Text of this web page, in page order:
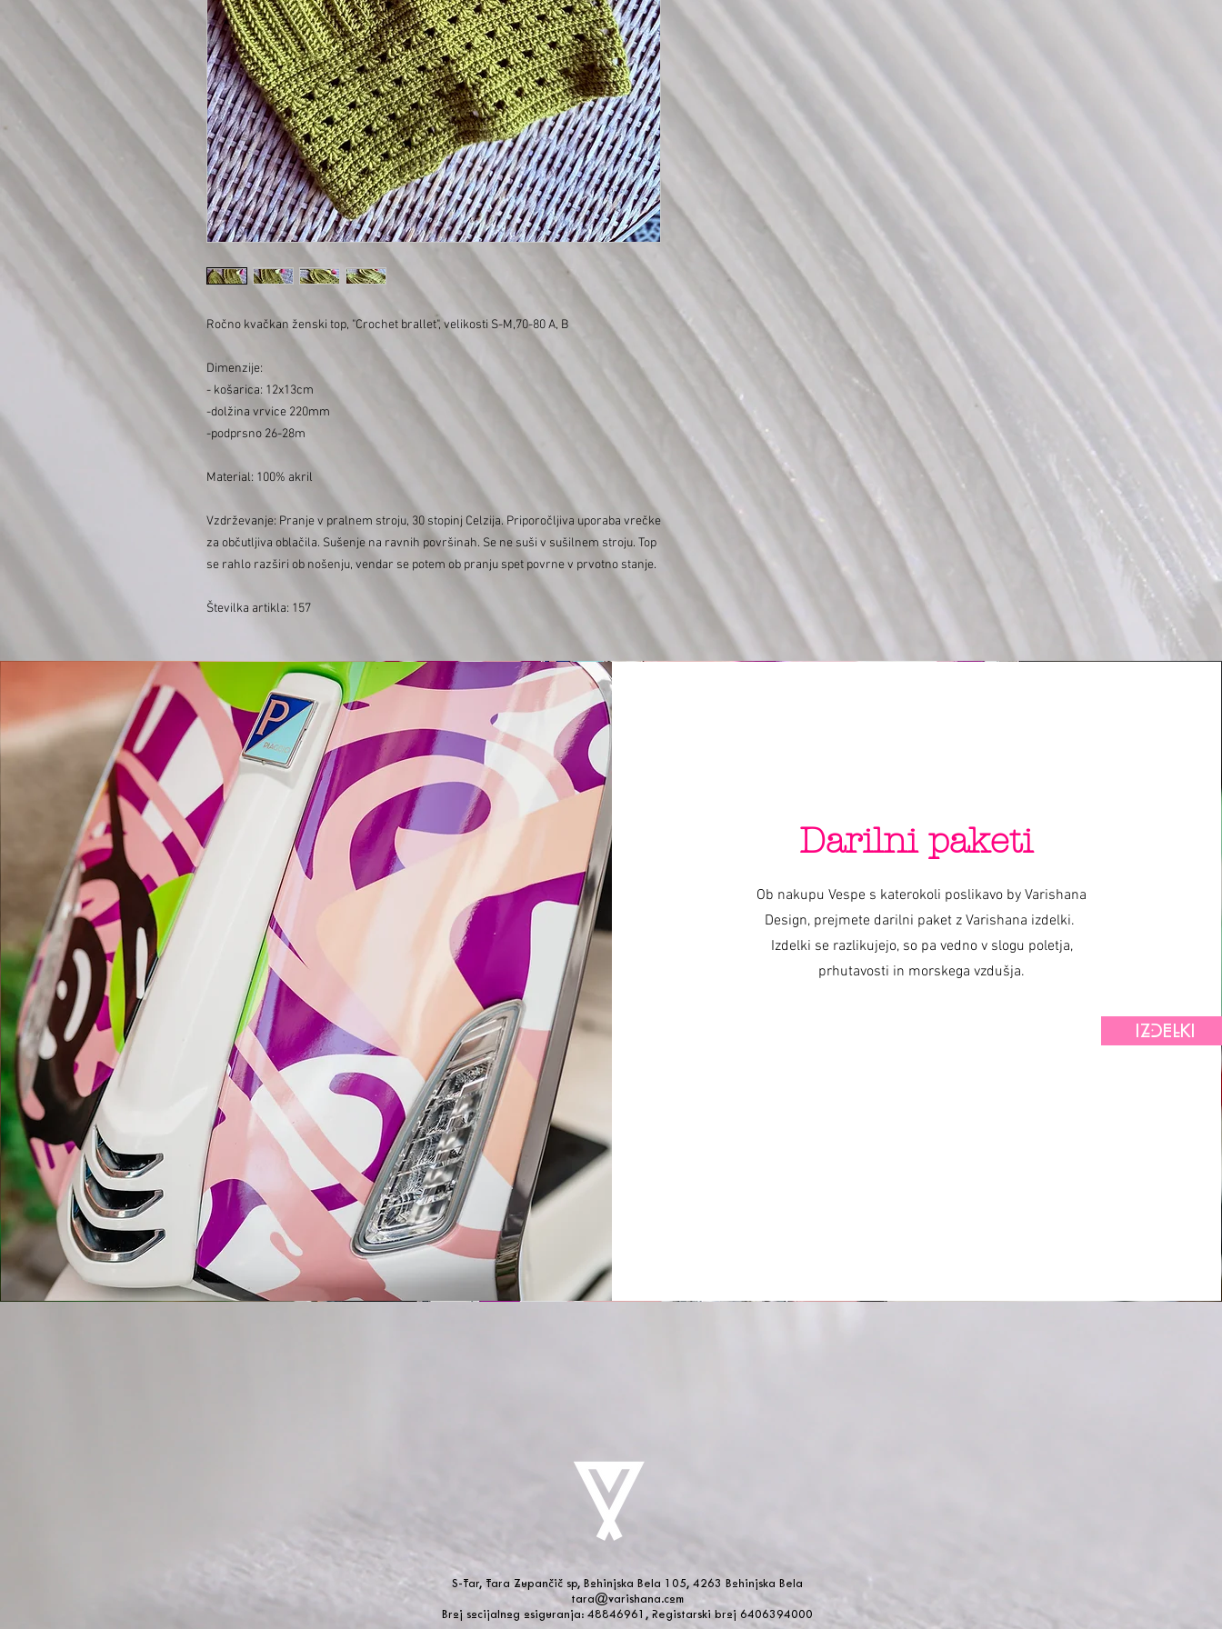
Ročno kvačkan ženski top, "Crochet brallet", velikosti S-M,70-80 A, B
Dimenzije:
- košarica: 12x13cm
-dolžina vrvice 220mm
-podprsno 26-28m
Material: 100% akril
Vzdrževanje: Pranje v pralnem stroju, 30 stopinj Celzija. Priporočljiva uporaba vrečke
za občutljiva oblačila. Sušenje na ravnih površinah. Se ne suši v sušilnem stroju. Top
se rahlo razširi ob nošenju, vendar se potem ob pranju spet povrne v prvotno stanje.
Številka artikla: 157
Varishana Voice © Infinity Photography _ Nadica Petrova (fotografija i video)
TRIKIL © 2019 foto Nik Vidmar
Šalovi © 2017 foto Katja Žagar
Voditelj © 2019 foto Miro Majcen (za POPTV)
Darilni paketi
Ob nakupu Vespe s katerokoli poslikavo by Varishana
Design, prejmete darilni paket z Varishana izdelki.
Izdelki se razlikujejo, so pa vedno v slogu poletja,
prhutavosti in morskega vzdušja.
IZDELKI
S-Tar, Tara Zupančič sp, Bohinjska Bela 105, 4263 Bohinjska Bela
tara@varishana.com
Broj socijalnog osiguranja: 48846961, Registarski broj 6406394000